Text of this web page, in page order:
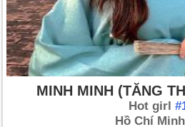
MINH MINH (TĂNG
Hot girl
Hồ Chí Minh